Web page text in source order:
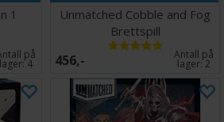
1
på
lager:4
Unmatched Cobble and Fog
Brettspill
456,- Antall på
lager:2